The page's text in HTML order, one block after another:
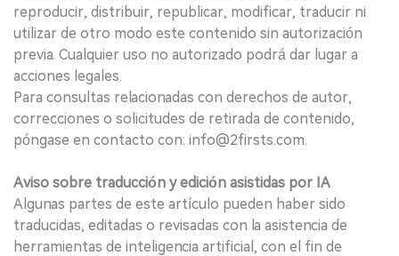
reproducir, distribuir, republicar, modificar, traducir ni
utilizar de otro modo este contenido sin autorización
previa. Cualquier uso no autorizado podrá dar lugar a
acciones legales.
Para consultas relacionadas con derechos de autor,
correcciones o solicitudes de retirada de contenido,
póngase en contacto con: info@2firsts.com.
Aviso sobre traducción y edición asistidas por IA
Algunas partes de este artículo pueden haber sido
traducidas, editadas o revisadas con la asistencia de
herramientas de inteligencia artificial, con el fin de